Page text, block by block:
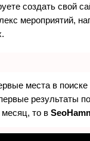
создать свой
мероприятий,
места в
результаты
месяц, то в